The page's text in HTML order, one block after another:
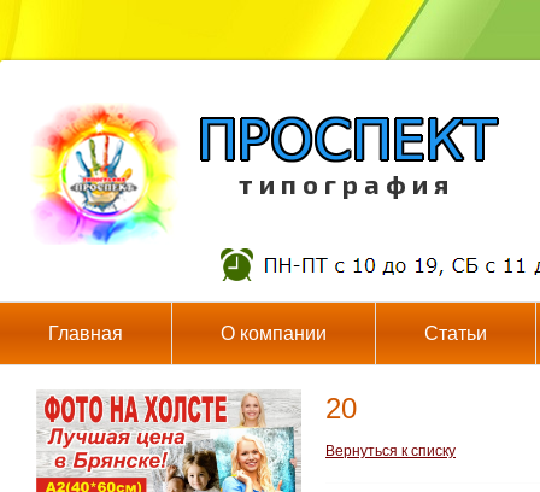
т и п о г р а ф и я
Главная О компании Статьи
20
Вернуться к списку